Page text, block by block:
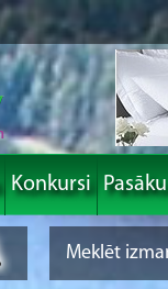
Konkursi